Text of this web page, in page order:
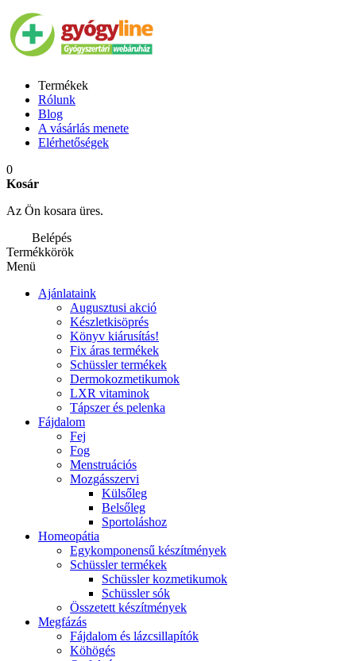
Termékek
Rólunk
Blog
A vásárlás menete
Elérhetőségek
0
Kosár
Az Ön kosara üres.
Belépés
Termékkörök
Menü
Ajánlataink
Augusztusi akció
Készletkisöprés
Könyv kiárusítás!
Fix áras termékek
Schüssler termékek
Dermokozmetikumok
LXR vitaminok
Tápszer és pelenka
Fájdalom
Fej
Fog
Menstruációs
Mozgásszervi
Külsőleg
Belsőleg
Sportoláshoz
Homeopátia
Egykomponensű készítmények
Schüssler termékek
Schüssler kozmetikumok
Schüssler sók
Összetett készítmények
Megfázás
Fájdalom és lázcsillapítók
Köhögés